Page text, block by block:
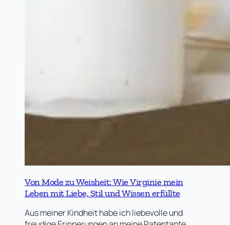
Von Mode zu Weisheit: Wie Virginie mein
Leben mit Liebe, Stil und Wissen erfüllte
Aus meiner Kindheit habe ich liebevolle und